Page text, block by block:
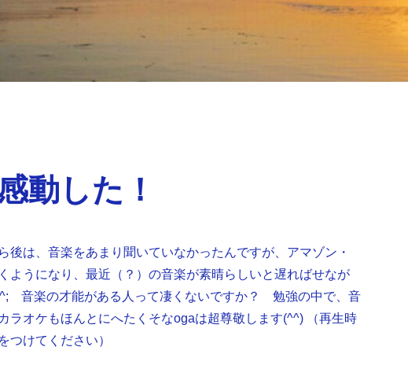
動した！
後は、音楽をあまり聞いていなかったんですが、アマゾン・
ようになり、最近（？）の音楽が素晴らしいと遅ればせなが
音楽の才能がある人って凄くないですか？ 勉強の中で、音
ラオケもほんとにへたくそなogaは超尊敬します(^^) （再生時
つけてください）